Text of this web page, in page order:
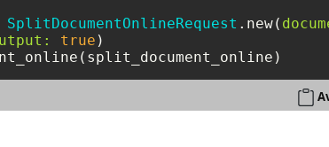
SplitDocumentOnlineRequest .new(
true